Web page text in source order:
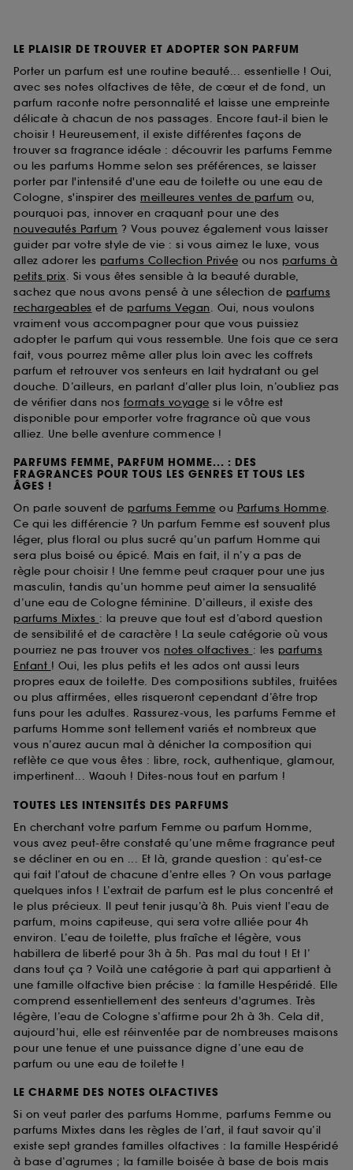
LE PLAISIR DE TROUVER ET ADOPTER SON PARFUM
Porter un parfum est une routine beauté... essentielle ! Oui,
avec ses notes olfactives de tête, de cœur et de fond, un
parfum raconte notre personnalité et laisse une empreinte
délicate à chacun de nos passages. Encore faut-il bien le
choisir ! Heureusement, il existe différentes façons de
trouver sa fragrance idéale : découvrir les parfums Femme
ou les parfums Homme selon ses préférences, se laisser
porter par l'intensité d'une eau de toilette ou une eau de
Cologne, s'inspirer des meilleures ventes de parfum ou,
pourquoi pas, innover en craquant pour une des
nouveautés Parfum ? Vous pouvez également vous laisser
guider par votre style de vie : si vous aimez le luxe, vous
allez adorer les parfums Collection Privée ou nos parfums à
petits prix. Si vous êtes sensible à la beauté durable,
sachez que nous avons pensé à une sélection de parfums
rechargeables et de parfums Vegan. Oui, nous voulons
vraiment vous accompagner pour que vous puissiez
adopter le parfum qui vous ressemble. Une fois que ce sera
fait, vous pourrez même aller plus loin avec les coffrets
parfum et retrouver vos senteurs en lait hydratant ou gel
douche. D’ailleurs, en parlant d’aller plus loin, n’oubliez pas
de vérifier dans nos formats voyage si le vôtre est
disponible pour emporter votre fragrance où que vous
alliez. Une belle aventure commence !
PARFUMS FEMME, PARFUM HOMME... : DES
FRAGRANCES POUR TOUS LES GENRES ET TOUS LES
ÂGES !
On parle souvent de parfums Femme ou Parfums Homme.
Ce qui les différencie ? Un parfum Femme est souvent plus
léger, plus floral ou plus sucré qu’un parfum Homme qui
sera plus boisé ou épicé. Mais en fait, il n’y a pas de
règle pour choisir ! Une femme peut craquer pour une jus
masculin, tandis qu’un homme peut aimer la sensualité
d’une eau de Cologne féminine. D’ailleurs, il existe des
parfums Mixtes : la preuve que tout est d’abord question
de sensibilité et de caractère ! La seule catégorie où vous
pourriez ne pas trouver vos notes olfactives : les parfums
Enfant ! Oui, les plus petits et les ados ont aussi leurs
propres eaux de toilette. Des compositions subtiles, fruitées
ou plus affirmées, elles risqueront cependant d’être trop
funs pour les adultes. Rassurez-vous, les parfums Femme et
parfums Homme sont tellement variés et nombreux que
vous n’aurez aucun mal à dénicher la composition qui
reflète ce que vous êtes : libre, rock, authentique, glamour,
impertinent... Waouh ! Dites-nous tout en parfum !
TOUTES LES INTENSITÉS DES PARFUMS
En cherchant votre parfum Femme ou parfum Homme,
vous avez peut-être constaté qu’une même fragrance peut
se décliner en ou en ... Et là, grande question : qu’est-ce
qui fait l’atout de chacune d’entre elles ? On vous partage
quelques infos ! L’extrait de parfum est le plus concentré et
le plus précieux. Il peut tenir jusqu’à 8h. Puis vient l’eau de
parfum, moins capiteuse, qui sera votre alliée pour 4h
environ. L’eau de toilette, plus fraîche et légère, vous
habillera de liberté pour 3h à 5h. Pas mal du tout ! Et l’
dans tout ça ? Voilà une catégorie à part qui appartient à
une famille olfactive bien précise : la famille Hespéridé. Elle
comprend essentiellement des senteurs d'agrumes. Très
légère, l’eau de Cologne s’affirme pour 2h à 3h. Cela dit,
aujourd’hui, elle est réinventée par de nombreuses maisons
pour une tenue et une puissance digne d’une eau de
parfum ou une eau de toilette !
LE CHARME DES NOTES OLFACTIVES
Si on veut parler des parfums Homme, parfums Femme ou
parfums Mixtes dans les règles de l’art, il faut savoir qu’il
existe sept grandes familles olfactives : la famille Hespéridé
à base d’agrumes ; la famille boisée à base de bois mais